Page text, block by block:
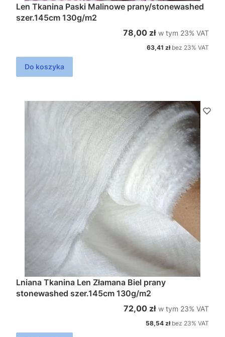
Len Tkanina Paski Malinowe prany/stonewashed
szer.145cm 130g/m2
Cena brutto
78,00 zł w tym %s VAT
w tym 23% VAT
Cena netto
63,41 zł bez 23% VAT
Do koszyka
Lniana Tkanina Len Złamana Biel prany
stonewashed szer.145cm 130g/m2
Cena brutto
72,00 zł w tym %s VAT
w tym 23% VAT
Cena netto
58,54 zł bez 23% VAT